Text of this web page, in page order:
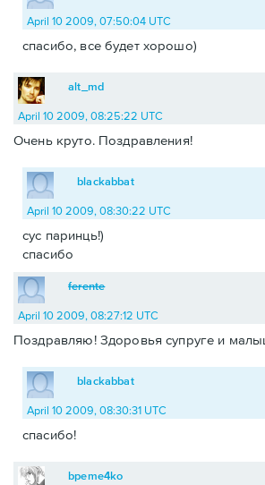
April 10 2009, 07:50:04 UTC
спасибо, все будет хорошо)
alt_md
April 10 2009, 08:25:22 UTC
Очень круто. Поздравления!
blackabbat
April 10 2009, 08:30:22 UTC
сус паринць!)
спасибо
ferente
April 10 2009, 08:27:12 UTC
Поздравляю! Здоровья супруге и
blackabbat
April 10 2009, 08:30:31 UTC
спасибо!
bpeme4ko